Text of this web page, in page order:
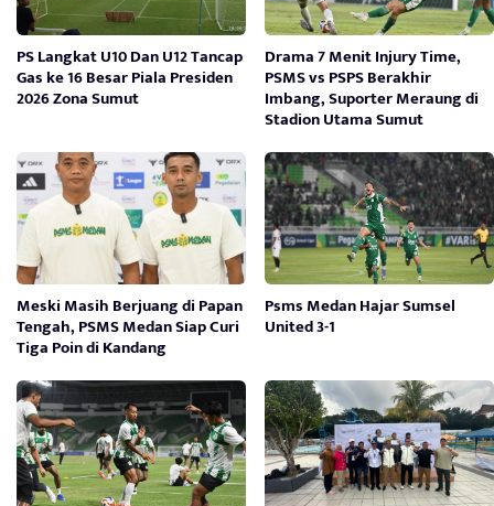
PS Langkat U10 Dan U12 Tancap
Gas ke 16 Besar Piala Presiden
2026 Zona Sumut
Drama 7 Menit Injury Time,
PSMS vs PSPS Berakhir
Imbang, Suporter Meraung di
Stadion Utama Sumut
Meski Masih Berjuang di Papan
Tengah, PSMS Medan Siap Curi
Tiga Poin di Kandang
Psms Medan Hajar Sumsel
United 3-1